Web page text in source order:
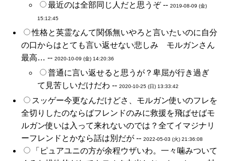
最近のは全部同じ人だと思うぞ -- 2019-08-09 (金)
15:12:45
性格と英霊なんて関係無いやろと言いたいのに自分
の口からはとても言い返せない悲しみ モルガンさん
最高… -- 2020-10-09 (金) 14:20:36
普通に言い返せると思うが？卑屈が行き過ぎ
て見苦しいだけだわ -- 2020-10-25 (日) 13:33:42
スッゲー今更なんだけどさ、モルガン使いのフレを
全切りしたのならばフレンドのみに救援を飛ばせばモ
ルガン使いは入って来れないのでは？全てイマジナリ
ーフレンドとかなら話は別だが -- 2022-05-03 (火) 21:36:08
「ピュアユニの方が余程ウザいわ。一々噛みついて